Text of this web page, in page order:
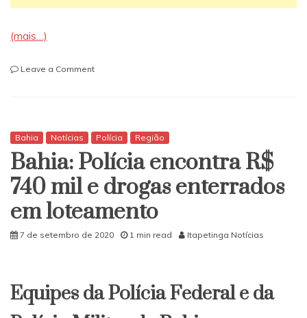
(mais…)
Leave a Commenton
do
Deputado
Paulo
Câmara
e
do
amigo
Jivago
Bahia Notícias Polícia Região
Bahia: Polícia encontra R$
740 mil e drogas enterrados
em loteamento
7 de setembro de 2020 1 min read Itapetinga Notícias
Equipes da Polícia Federal e da